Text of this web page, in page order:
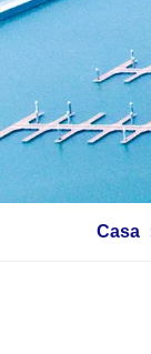
Casa